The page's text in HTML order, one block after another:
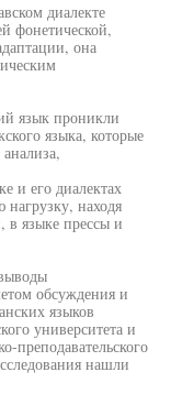
диалекте
фонетической,
она
язык проникли
языка, которые
и его диалектах
находя
в языке прессы и
обсуждения и
языков
университета и
преподавательского
нашли